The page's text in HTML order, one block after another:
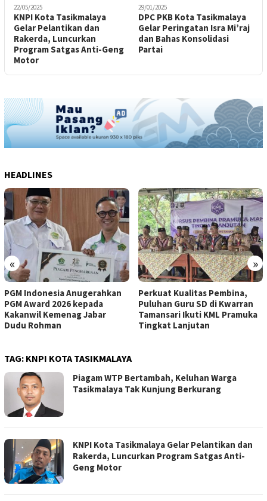
22/05/2025
KNPI Kota Tasikmalaya
Gelar Pelantikan dan
Rakerda, Luncurkan
Program Satgas Anti-Geng
Motor
29/01/2025
DPC PKB Kota Tasikmalaya
Gelar Peringatan Isra Mi’raj
dan Bahas Konsolidasi
Partai
HEADLINES
« »
PGM Indonesia Anugerahkan
PGM Award 2026 kepada
Kakanwil Kemenag Jabar
Dudu Rohman
Perkuat Kualitas Pembina,
Puluhan Guru SD di Kwarran
Tamansari Ikuti KML Pramuka
Tingkat Lanjutan
TAG: KNPI KOTA TASIKMALAYA
Piagam WTP Bertambah, Keluhan Warga
Tasikmalaya Tak Kunjung Berkurang
KNPI Kota Tasikmalaya Gelar Pelantikan dan
Rakerda, Luncurkan Program Satgas Anti-
Geng Motor